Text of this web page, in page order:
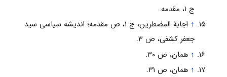
ج ۱، مقدمه.
↑
اجابة المضطرین، ج ۱، ص مقدمه؛ اندیشه سیاسی سید
جعفر کشفی، ص ۳.
↑ همان، ص ۳۰.
↑ همان، ص ۳۱.